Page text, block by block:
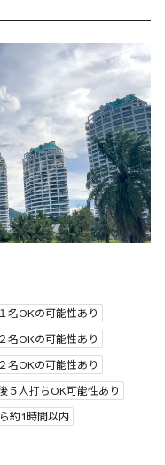
名OKの可能性あり
名OKの可能性あり
名OKの可能性あり
５人打ちOK可能性あり
約1時間以内